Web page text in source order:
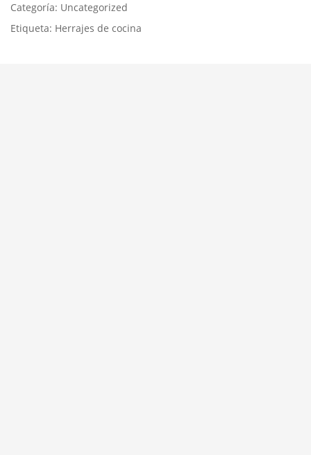
Categoría: Uncategorized
Etiqueta: Herrajes de cocina